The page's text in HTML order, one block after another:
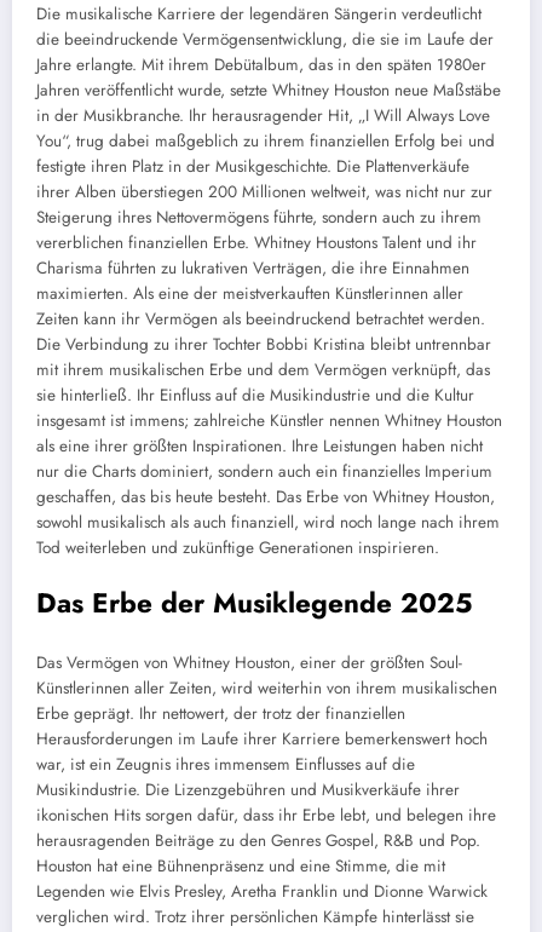
Die musikalische Karriere der legendären Sängerin verdeutlicht
die beeindruckende Vermögensentwicklung, die sie im Laufe der
Jahre erlangte. Mit ihrem Debütalbum, das in den späten 1980er
Jahren veröffentlicht wurde, setzte Whitney Houston neue Maßstäbe
in der Musikbranche. Ihr herausragender Hit, „I Will Always Love
You“, trug dabei maßgeblich zu ihrem finanziellen Erfolg bei und
festigte ihren Platz in der Musikgeschichte. Die Plattenverkäufe
ihrer Alben überstiegen 200 Millionen weltweit, was nicht nur zur
Steigerung ihres Nettovermögens führte, sondern auch zu ihrem
vererblichen finanziellen Erbe. Whitney Houstons Talent und ihr
Charisma führten zu lukrativen Verträgen, die ihre Einnahmen
maximierten. Als eine der meistverkauften Künstlerinnen aller
Zeiten kann ihr Vermögen als beeindruckend betrachtet werden.
Die Verbindung zu ihrer Tochter Bobbi Kristina bleibt untrennbar
mit ihrem musikalischen Erbe und dem Vermögen verknüpft, das
sie hinterließ. Ihr Einfluss auf die Musikindustrie und die Kultur
insgesamt ist immens; zahlreiche Künstler nennen Whitney Houston
als eine ihrer größten Inspirationen. Ihre Leistungen haben nicht
nur die Charts dominiert, sondern auch ein finanzielles Imperium
geschaffen, das bis heute besteht. Das Erbe von Whitney Houston,
sowohl musikalisch als auch finanziell, wird noch lange nach ihrem
Tod weiterleben und zukünftige Generationen inspirieren.
Das Erbe der Musiklegende 2025
Das Vermögen von Whitney Houston, einer der größten Soul-
Künstlerinnen aller Zeiten, wird weiterhin von ihrem musikalischen
Erbe geprägt. Ihr nettowert, der trotz der finanziellen
Herausforderungen im Laufe ihrer Karriere bemerkenswert hoch
war, ist ein Zeugnis ihres immensem Einflusses auf die
Musikindustrie. Die Lizenzgebühren und Musikverkäufe ihrer
ikonischen Hits sorgen dafür, dass ihr Erbe lebt, und belegen ihre
herausragenden Beiträge zu den Genres Gospel, R&B und Pop.
Houston hat eine Bühnenpräsenz und eine Stimme, die mit
Legenden wie Elvis Presley, Aretha Franklin und Dionne Warwick
verglichen wird. Trotz ihrer persönlichen Kämpfe hinterlässt sie